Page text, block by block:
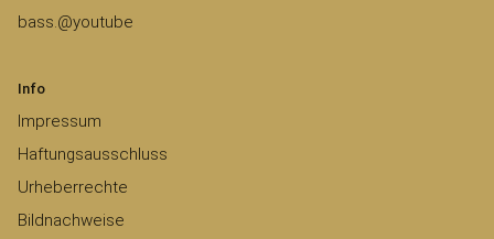
bass.@youtube
Info
Impressum
Haftungsausschluss
Urheberrechte
Bildnachweise